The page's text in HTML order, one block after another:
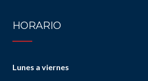
HORARIO
Lunes a viernes